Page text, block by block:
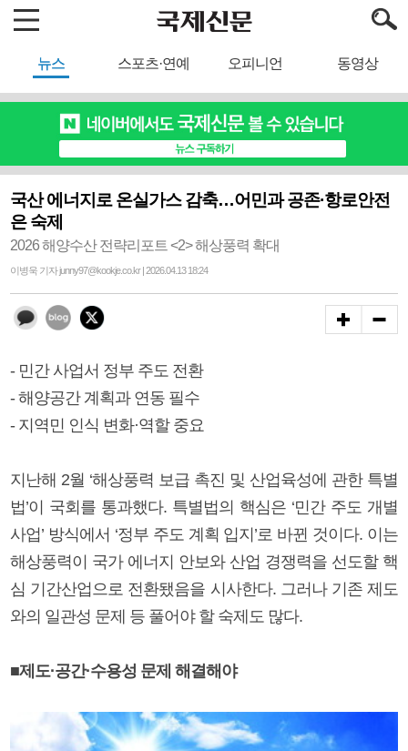
뉴스 스포츠·연예 오피니언 동영상
국산 에너지로 온실가스 감축…어민과 공존·항로안전
은 숙제
2026 해양수산 전략리포트 <2> 해상풍력 확대
이병욱 기자 junny97@kookje.co.kr | 2026.04.13 18:24
- 민간 사업서 정부 주도 전환
- 해양공간 계획과 연동 필수
- 지역민 인식 변화·역할 중요
지난해 2월 ‘해상풍력 보급 촉진 및 산업육성에 관한 특별
법’이 국회를 통과했다. 특별법의 핵심은 ‘민간 주도 개별
사업’ 방식에서 ‘정부 주도 계획 입지’로 바뀐 것이다. 이는
해상풍력이 국가 에너지 안보와 산업 경쟁력을 선도할 핵
심 기간산업으로 전환됐음을 시사한다. 그러나 기존 제도
와의 일관성 문제 등 풀어야 할 숙제도 많다.
■제도·공간·수용성 문제 해결해야